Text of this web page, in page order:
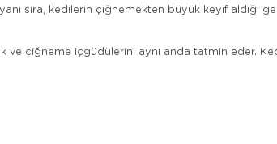
yanı sıra, kedilerin çiğnemekten büyük keyif aldığı
ve çiğneme içgüdülerini aynı anda tatmin eder.